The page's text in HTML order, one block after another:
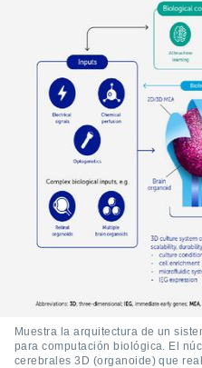
Muestra la arquitectura de un
para computación biológica. El
cerebrales 3D (organoide) que